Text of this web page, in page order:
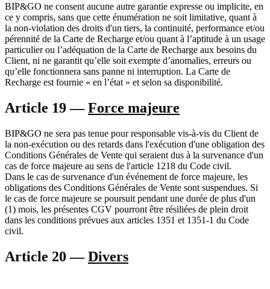
BIP&GO ne consent aucune autre garantie expresse ou implicite, en
ce y compris, sans que cette énumération ne soit limitative, quant à
la non-violation des droits d'un tiers, la continuité, performance et/ou
pérennité de la Carte de Recharge et/ou quant à l’aptitude à un usage
particulier ou l’adéquation de la Carte de Recharge aux besoins du
Client, ni ne garantit qu’elle soit exempte d’anomalies, erreurs ou
qu’elle fonctionnera sans panne ni interruption. La Carte de
Recharge est fournie « en l’état » et selon sa disponibilité.
Article 19 —Force majeure
BIP&GO ne sera pas tenue pour responsable vis-à-vis du Client de
la non-exécution ou des retards dans l'exécution d'une obligation des
Conditions Générales de Vente qui seraient dus à la survenance d'un
cas de force majeure au sens de l'article 1218 du Code civil.
Dans le cas de survenance d'un événement de force majeure, les
obligations des Conditions Générales de Vente sont suspendues. Si
le cas de force majeure se poursuit pendant une durée de plus d'un
(1) mois, les présentes CGV pourront être résiliées de plein droit
dans les conditions prévues aux articles 1351 et 1351-1 du Code
civil.
Article 20 —Divers